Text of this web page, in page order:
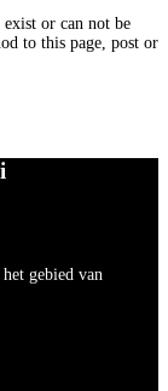
exist or can not be
to this page, post or
gebied van